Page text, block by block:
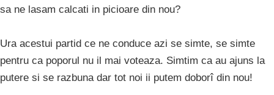
sa ne lasam calcati in picioare din nou?
Ura acestui partid ce ne conduce azi se simte, se simte
pentru ca poporul nu il mai voteaza. Simtim ca au ajuns la
putere si se razbuna dar tot noi ii putem doborî din nou!